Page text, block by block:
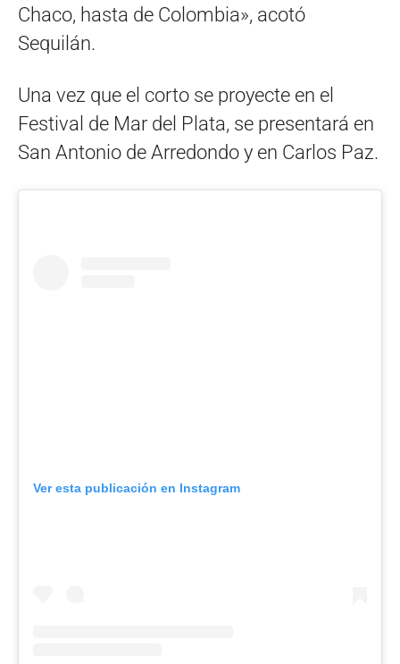
Chaco, hasta de Colombia», acotó
Sequilán.
Una vez que el corto se proyecte en el
Festival de Mar del Plata, se presentará en
San Antonio de Arredondo y en Carlos Paz.
Ver esta publicación en Instagram